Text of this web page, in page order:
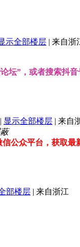
示全部楼层 | 来自浙
坛”，或者搜索抖
| 显示全部楼层 | 来自
公众平台，获取最
部楼层 | 来自浙江